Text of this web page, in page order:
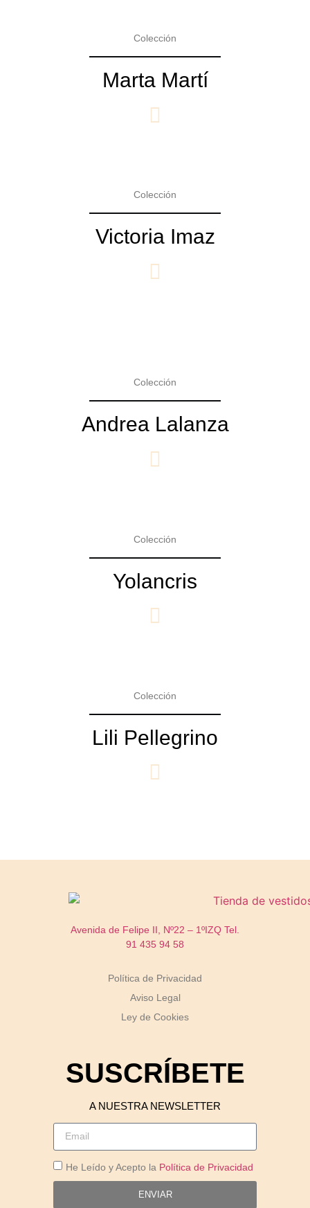
Colección
Marta Martí
Colección
Victoria Imaz
Colección
Andrea Lalanza
Colección
Yolancris
Colección
Lili Pellegrino
Avenida de Felipe II, Nº22 – 1ºIZQ Tel.
91 435 94 58
Política de Privacidad
Aviso Legal
Ley de Cookies
SUSCRÍBETE
A NUESTRA NEWSLETTER
He Leído y Acepto la Política de Privacidad
ENVIAR